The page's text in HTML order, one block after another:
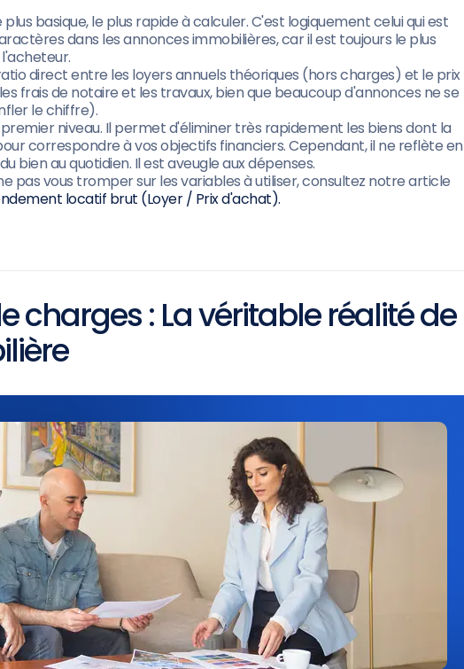
basique, le plus rapide à calculer. C'est logiquement celui qui est
dans les annonces immobilières, car il est toujours le plus
direct entre les loyers annuels théoriques (hors charges) et le prix
frais de notaire et les travaux, bien que beaucoup d'annonces ne se
le chiffre).
niveau. Il permet d'éliminer très rapidement les biens dont la
correspondre à vos objectifs financiers. Cependant, il ne reflète en
bien au quotidien. Il est aveugle aux dépenses.
pas vous tromper sur les variables à utiliser, consultez notre article
locatif brut (Loyer / Prix d'achat).
charges : La véritable réalité de